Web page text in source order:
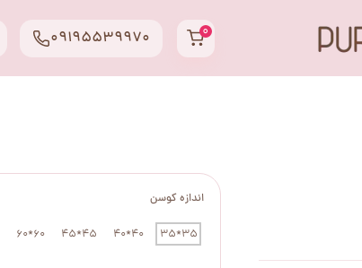
۰ 09195539970
اندازه کوسن
35*35
40*40
45*45
60*60